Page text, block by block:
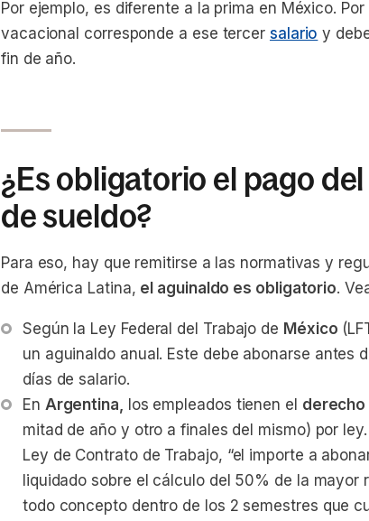
Por ejemplo, es diferente a la prima en México.
vacacional corresponde a ese tercer salario y
fin de año.
¿Es obligatorio el pago
de sueldo?
Para eso, hay que remitirse a las normativas y
de América Latina, el aguinaldo es obligatorio.
Según la Ley Federal del Trabajo de México
un aguinaldo anual. Este debe abonarse antes
días de salario.
En Argentina, los empleados tienen el derecho
mitad de año y otro a finales del mismo) por
Ley de Contrato de Trabajo, “el importe a
liquidado sobre el cálculo del 50% de la
todo concepto dentro de los 2 semestres que